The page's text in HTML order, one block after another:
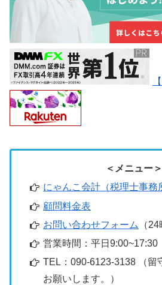
＜メニュー＞
にゃんこ会計（税理士事務
顧問料金表
お問い合わせフォーム
（
営業時間：平日9:00~17:30
TEL：090-6123-3138 （留
お願いします。）